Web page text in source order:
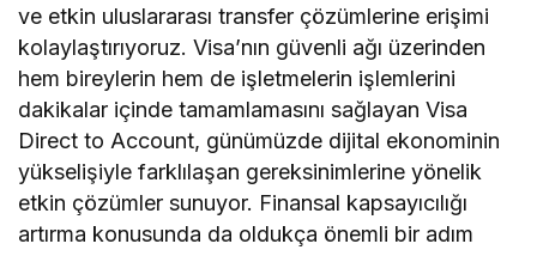
ve etkin uluslararası transfer çözümlerine erişimi
kolaylaştırıyoruz. Visa’nın güvenli ağı üzerinden
hem bireylerin hem de işletmelerin işlemlerini
dakikalar içinde tamamlamasını sağlayan Visa
Direct to Account, günümüzde dijital ekonominin
yükselişiyle farklılaşan gereksinimlerine yönelik
etkin çözümler sunuyor. Finansal kapsayıcılığı
artırma konusunda da oldukça önemli bir adım